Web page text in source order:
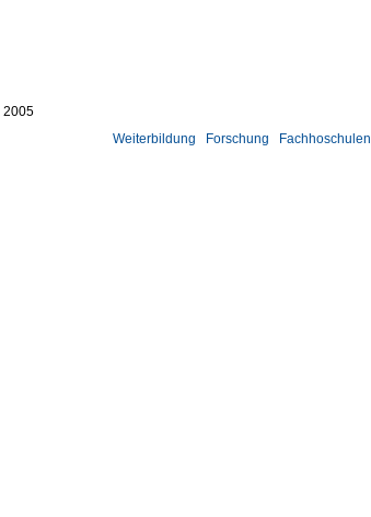
2005
Fachhoschulen
Forschung
Weiterbildung